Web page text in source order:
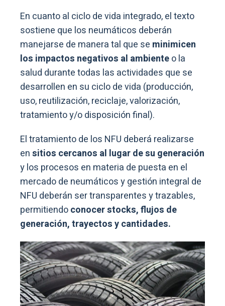
En cuanto al ciclo de vida integrado, el texto
sostiene que los neumáticos deberán
manejarse de manera tal que se minimicen
los impactos negativos al ambienteo la
salud durante todas las actividades que se
desarrollen en su ciclo de vida (producción,
uso, reutilización, reciclaje, valorización,
tratamiento y/o disposición final).
El tratamiento de los NFU deberá realizarse
ensitios cercanos al lugar de su generación
y los procesos en materia de puesta en el
mercado de neumáticos y gestión integral de
NFU deberán ser transparentes y trazables,
permitiendoconocer stocks, flujos de
generación, trayectos y cantidades.